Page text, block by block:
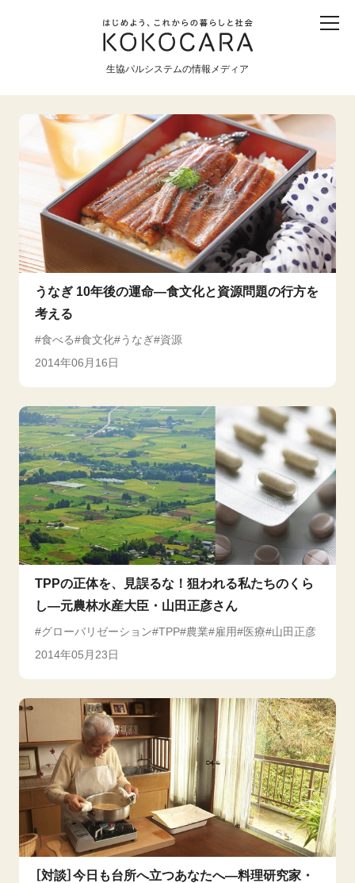
生協パルシステムの情報メディア
産直 食育 食べる 震災
食と農
暮らしと社会
環境と平和
生協の宅配パルシステム
うなぎ 10年後の運命―食文化と資源問題の行方を
考える
食べる 食文化 うなぎ 資源
2014年06月16日
TPPの正体を、見誤るな！狙われる私たちのくら
し―元農林水産大臣・山田正彦さん
グローバリゼーション TPP 農業 雇用 医療
山田正彦
2014年05月23日
［対談］今日も台所へ立つあなたへ―料理研究家・